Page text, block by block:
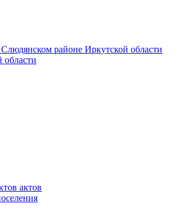
районе Иркутской области
актов